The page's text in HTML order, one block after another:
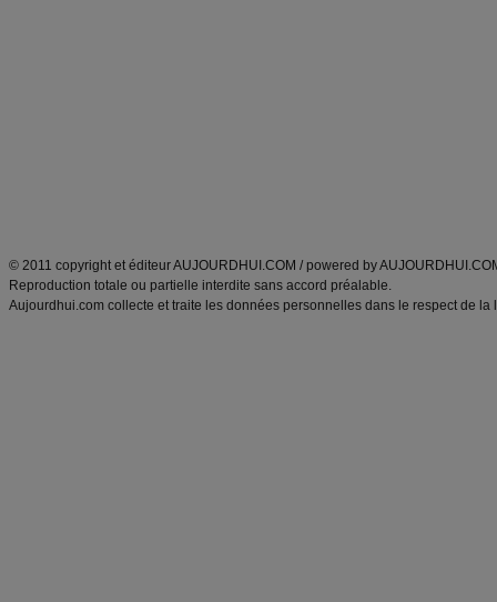
© 2011 copyright et éditeur AUJOURDHUI.COM / powered by
Reproduction totale ou partielle interdite sans accord préalable.
Aujourdhui.com collecte et traite les données personnelles dans le respect de